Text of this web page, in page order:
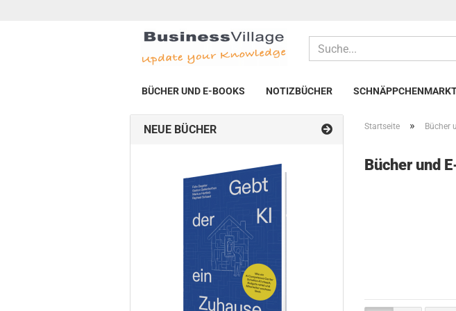
BÜCHER UND E-BOOKS NOTIZBÜCHER
Startseite » Bücher
Bücher und
NEUE BÜCHER